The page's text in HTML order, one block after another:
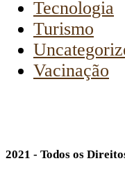
Tecnologia
Turismo
Vacinação
2021 - Todos os